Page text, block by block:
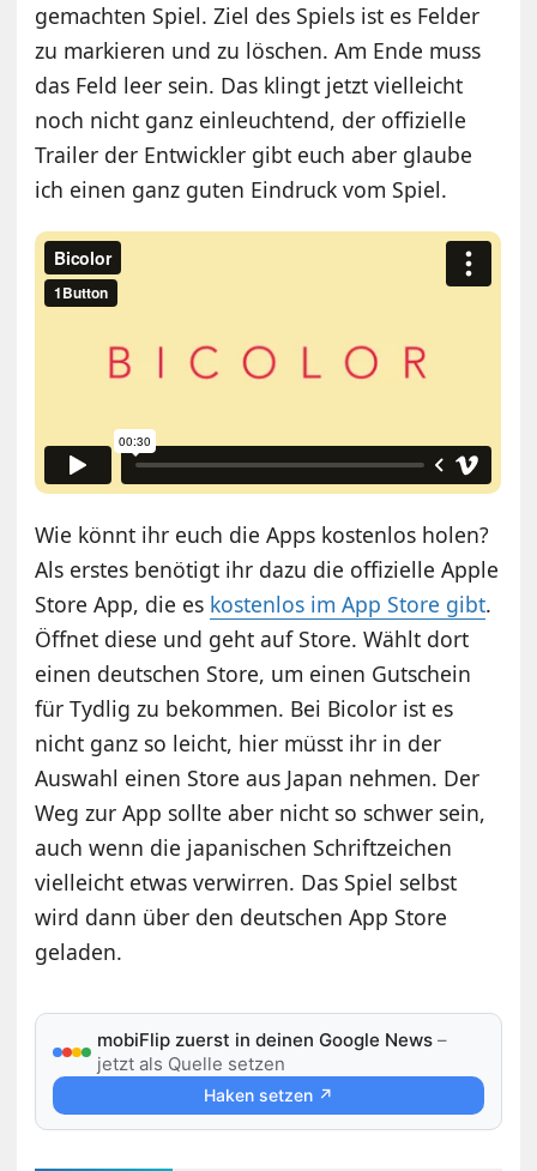
gemachten Spiel. Ziel des Spiels ist es Felder
zu markieren und zu löschen. Am Ende muss
das Feld leer sein. Das klingt jetzt vielleicht
noch nicht ganz einleuchtend, der offizielle
Trailer der Entwickler gibt euch aber glaube
ich einen ganz guten Eindruck vom Spiel.
Wie könnt ihr euch die Apps kostenlos holen?
Als erstes benötigt ihr dazu die offizielle Apple
Store App, die es kostenlos im App Store gibt.
Öffnet diese und geht auf Store. Wählt dort
einen deutschen Store, um einen Gutschein
für Tydlig zu bekommen. Bei Bicolor ist es
nicht ganz so leicht, hier müsst ihr in der
Auswahl einen Store aus Japan nehmen. Der
Weg zur App sollte aber nicht so schwer sein,
auch wenn die japanischen Schriftzeichen
vielleicht etwas verwirren. Das Spiel selbst
wird dann über den deutschen App Store
geladen.
mobiFlip zuerst in deinen Google News –
jetzt als Quelle setzen
Haken setzen ↗